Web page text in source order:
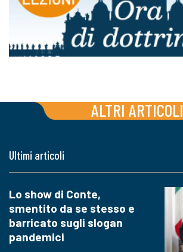
ALTRI ARTICOLI
Ultimi articoli
Lo show di Conte,
smentito da se stesso e
barricato sugli slogan
pandemici